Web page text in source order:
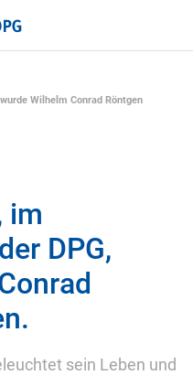
Wilhelm Conrad Röntgen
im
DPG,
sein Leben und